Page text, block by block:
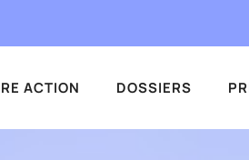
ACTION DOSSIERS